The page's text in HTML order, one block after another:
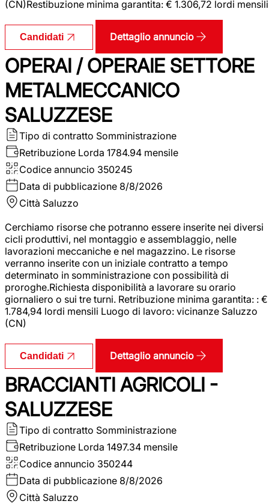
(CN)Restibuzione minima garantita: € 1.306,72 lordi mensili
Candidati Dettaglio annuncio
OPERAI / OPERAIE SETTORE
METALMECCANICO
SALUZZESE
Tipo di contratto Somministrazione
Retribuzione Lorda 1784.94 mensile
Codice annuncio 350245
Data di pubblicazione 8/8/2026
Città Saluzzo
Cerchiamo risorse che potranno essere inserite nei diversi
cicli produttivi, nel montaggio e assemblaggio, nelle
lavorazioni meccaniche e nel magazzino. Le risorse
verranno inserite con un iniziale contratto a tempo
determinato in somministrazione con possibilità di
proroghe.Richiesta disponibilità a lavorare su orario
giornaliero o sui tre turni. Retribuzione minima garantita: : €
1.784,94 lordi mensili Luogo di lavoro: vicinanze Saluzzo
(CN)
Candidati Dettaglio annuncio
BRACCIANTI AGRICOLI -
SALUZZESE
Tipo di contratto Somministrazione
Retribuzione Lorda 1497.34 mensile
Codice annuncio 350244
Data di pubblicazione 8/8/2026
Città Saluzzo